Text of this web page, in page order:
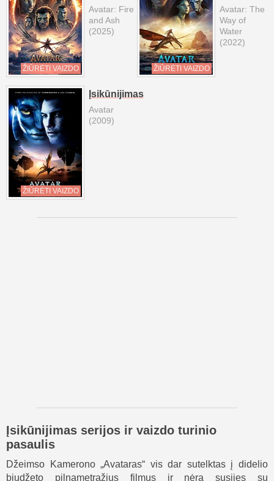
ŽIŪRĖTI VAIZDO
Avatar: Fire
and Ash
(2025)
ŽIŪRĖTI VAIZDO
Avatar: The
Way of
Water
(2022)
ŽIŪRĖTI VAIZDO
Įsikūnijimas
Avatar
(2009)
Įsikūnijimas serijos ir vaizdo turinio
pasaulis
Džeimso Kamerono „Avataras“ vis dar sutelktas į didelio
biudžeto pilnametražius filmus ir nėra susijęs su